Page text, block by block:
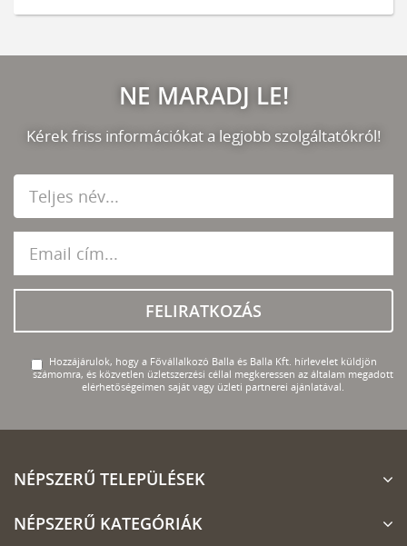
NE MARADJ LE!
Kérek friss információkat a legjobb szolgáltatókról!
FELIRATKOZÁS
Hozzájárulok, hogy a Fővállalkozó Balla és Balla Kft. hírlevelet küldjön
számomra, és közvetlen üzletszerzési céllal megkeressen az általam megadott
elérhetőségeimen saját vagy üzleti partnerei ajánlatával.
NÉPSZERŰ TELEPÜLÉSEK
NÉPSZERŰ KATEGÓRIÁK